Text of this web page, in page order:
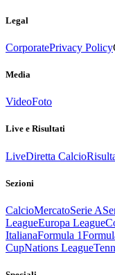
Legal
CorporatePrivacy Policy
Media
VideoFoto
Live e Risultati
LiveDiretta Calcio
Sezioni
CalcioMercatoSerie A
LeagueEuropa League
ItalianaFormula 1
CupNations League